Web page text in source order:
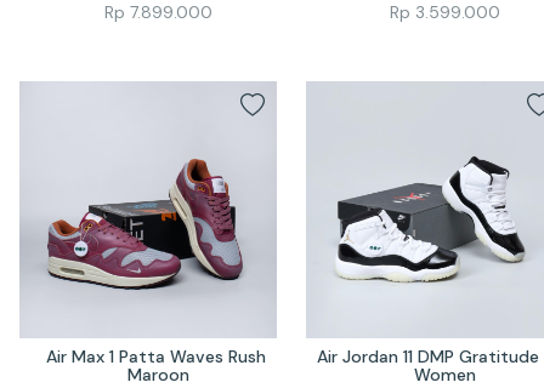
Rp 7.899.000 Rp 3.599.000
Air Max 1 Patta Waves Rush
Maroon
Air Jordan 11 DMP Gratitude
Women